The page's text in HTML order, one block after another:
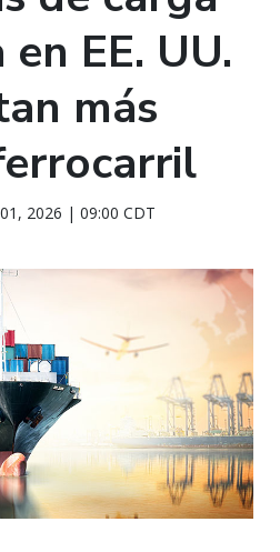
EE. UU.
más
2026 | 09:00 CDT